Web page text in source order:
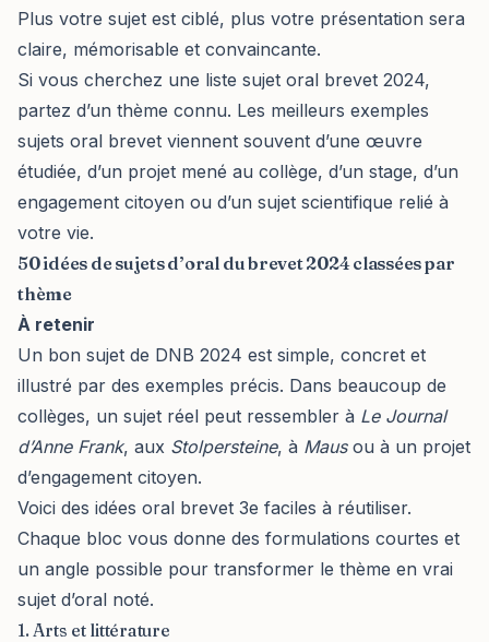
Plus votre sujet est ciblé, plus votre présentation sera
claire, mémorisable et convaincante.
Si vous cherchez une liste sujet oral brevet 2024,
partez d’un thème connu. Les meilleurs exemples
sujets oral brevet viennent souvent d’une œuvre
étudiée, d’un projet mené au collège, d’un stage, d’un
engagement citoyen ou d’un sujet scientifique relié à
votre vie.
50 idées de sujets d’oral du brevet 2024 classées par
thème
À retenir
Un bon sujet de DNB 2024 est simple, concret et
illustré par des exemples précis. Dans beaucoup de
collèges, un sujet réel peut ressembler à Le Journal
d’Anne Frank, aux Stolpersteine, à Mausou à un projet
d’engagement citoyen.
Voici des idées oral brevet 3e faciles à réutiliser.
Chaque bloc vous donne des formulations courtes et
un angle possible pour transformer le thème en vrai
sujet d’oral noté.
1. Arts et littérature